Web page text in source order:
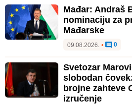
Mađar: Andraš
nominaciju za
Mađarske
09.08.2026. • 0
Svetozar
slobodan
brojne zahteve
izručenje